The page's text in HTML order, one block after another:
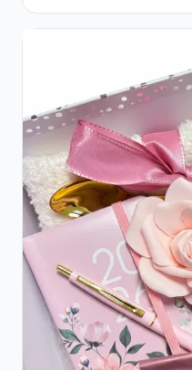
Roșii și Șampanie rose